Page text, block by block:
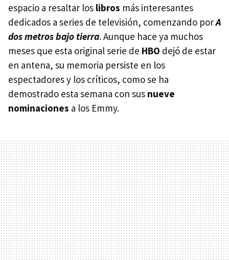
espacio a resaltar los libros más interesantes
dedicados a series de televisión, comenzando porA
dos metros bajo tierra. Aunque hace ya muchos
meses que esta original serie de HBO dejó de estar
en antena, su memoria persiste en los
espectadores y los críticos, como se ha
demostrado esta semana con sus nueve
nominaciones a los Emmy.